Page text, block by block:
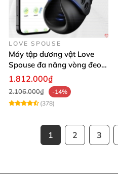
LOVE SPOUSE
Máy tập dương vật Love
Spouse đa năng vòng đeo
điều khiển qua app tiện lợi
1.812.000₫
2.106.000₫
-14%
(378)
1 2 3